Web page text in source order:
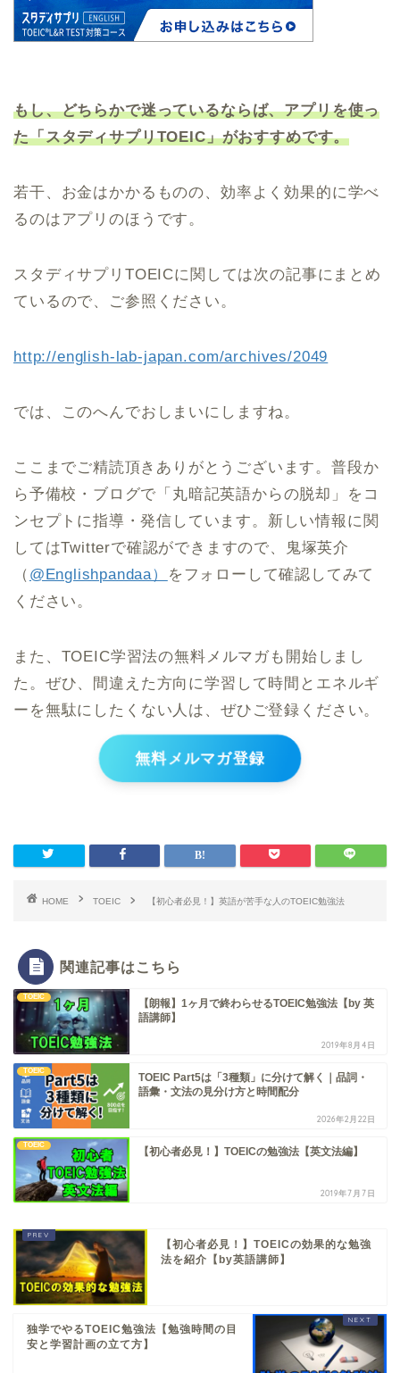
もし、どちらかで迷っているならば、アプリを使っ
た「スタディサプリTOEIC」がおすすめです。
若干、お金はかかるものの、効率よく効果的に学べ
るのはアプリのほうです。
スタディサプリTOEICに関しては次の記事にまとめ
ているので、ご参照ください。
http://english-lab-japan.com/archives/2049
では、このへんでおしまいにしますね。
ここまでご精読頂きありがとうございます。普段か
ら予備校・ブログで「丸暗記英語からの脱却」をコ
ンセプトに指導・発信しています。新しい情報に関
してはTwitterで確認ができますので、鬼塚英介
（ @Englishpandaa）
をフォローして確認してみて
ください。
また、TOEIC学習法の無料メルマガも開始しまし
た。ぜひ、間違えた方向に学習して時間とエネルギ
ーを無駄にしたくない人は、ぜひご登録ください。
無料メルマガ登録
HOME TOEIC 【初心者必見！】英語が苦手な人のTOEIC勉強法
関連記事はこちら
TOEIC
【朗報】1ヶ月で終わらせるTOEIC勉強法【by 英
語講師】
2019年8月4日
TOEIC
TOEIC Part5は「3種類」に分けて解く｜品詞・
語彙・文法の見分け方と時間配分
2026年2月22日
TOEIC
【初心者必見！】TOEICの勉強法【英文法編】
2019年7月7日
【初心者必見！】TOEICの効果的な勉強
法を紹介【by英語講師】
独学でやるTOEIC勉強法【勉強時間の目
安と学習計画の立て方】